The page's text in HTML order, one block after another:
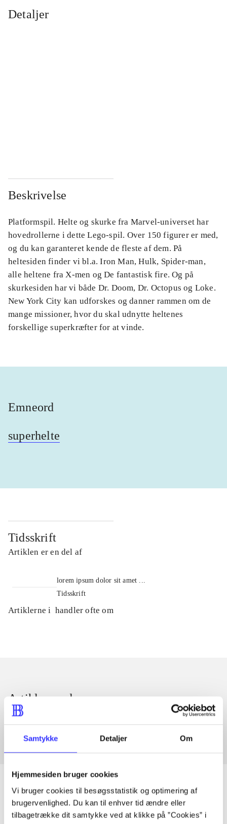
Samtykke Detaljer Om
Hjemmesiden bruger cookies
Vi bruger cookies til besøgsstatistik og optimering af
brugervenlighed. Du kan til enhver tid ændre eller
tilbagetrække dit samtykke ved at klikke på ”Cookies” i
Detaljer
Beskrivelse
Platformspil. Helte og skurke fra Marvel-universet har
hovedrollerne i dette Lego-spil. Over 150 figurer er med,
og du kan garanteret kende de fleste af dem. På
heltesiden finder vi bl.a. Iron Man, Hulk, Spider-man,
alle heltene fra X-men og De fantastisk fire. Og på
skurkesiden har vi både Dr. Doom, Dr. Octopus og Loke.
New York City kan udforskes og danner rammen om de
mange missioner, hvor du skal udnytte heltenes
forskellige superkræfter for at vinde.
Emneord
superhelte
Tidsskrift
Artiklen er en del af
lorem ipsum dolor sit amet ...
Tidsskrift
Artiklerne i handler ofte om
Artikler med samme emner
Fra
Artikler